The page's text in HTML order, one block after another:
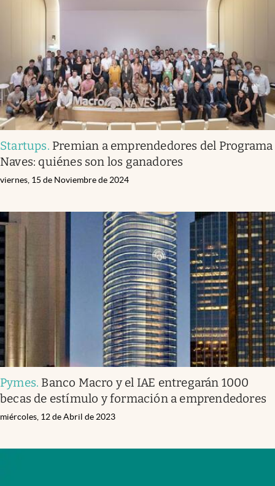
Infotechnology
Mundial 2026
Eventos Corporativos
El Cronista Studio
Mediakit
abre en nueva pestaña
Argentina
Startups. Premian a emprendedores del Programa
Naves: quiénes son los ganadores
viernes, 15 de Noviembre de 2024
Pymes. Banco Macro y el IAE entregarán 1000
becas de estímulo y formación a emprendedores
miércoles, 12 de Abril de 2023